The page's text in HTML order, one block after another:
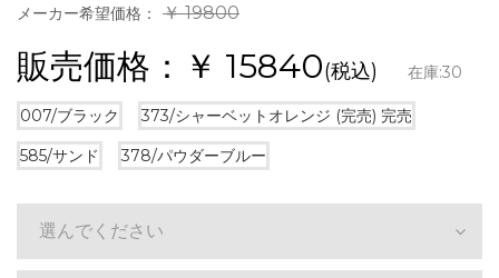
メーカー希望価格：
￥ 19800
販売価格：￥ 15840(税込) 在庫:30
007/ブラック 373/シャーベットオレンジ (完売) 完売
585/サンド
378/パウダーブルー
選んでください